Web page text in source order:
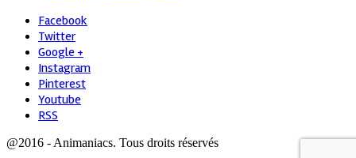
Facebook
Twitter
Google +
Instagram
Pinterest
Youtube
RSS
@2016 - Animaniacs. Tous droits réservés